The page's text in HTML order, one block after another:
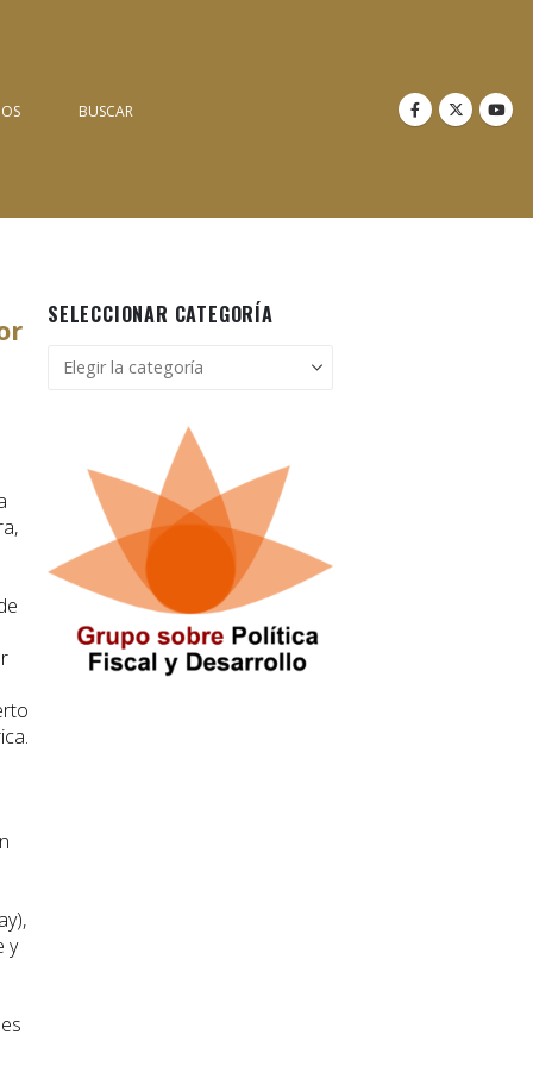
BUSCAR
y
SELECCIONAR CATEGORÍA
Seleccionar
categoría